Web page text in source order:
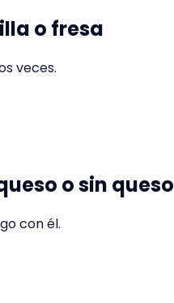
o fresa
veces.
o sin queso
con él.